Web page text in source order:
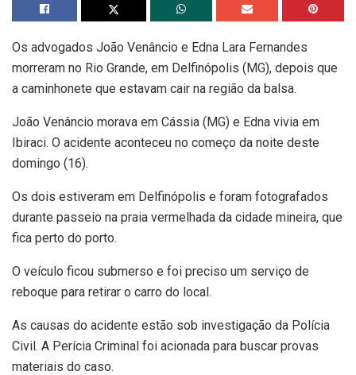
Os advogados João Venâncio e Edna Lara Fernandes
morreram no Rio Grande, em Delfinópolis (MG), depois que
a caminhonete que estavam cair na região da balsa.
João Venâncio morava em Cássia (MG) e Edna vivia em
Ibiraci. O acidente aconteceu no começo da noite deste
domingo (16).
Os dois estiveram em Delfinópolis e foram fotografados
durante passeio na praia vermelhada da cidade mineira, que
fica perto do porto.
O veículo ficou submerso e foi preciso um serviço de
reboque para retirar o carro do local.
As causas do acidente estão sob investigação da Polícia
Civil. A Perícia Criminal foi acionada para buscar provas
materiais do caso.